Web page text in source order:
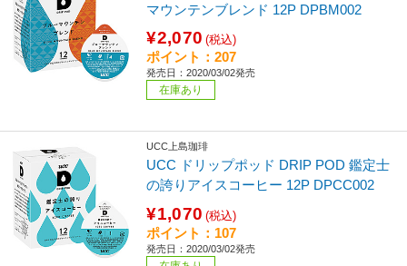
マウンテンブレンド 12P DPBM002
¥2,070 (税込)
ポイント：207
発売日：2020/03/02発売
在庫あり
UCC上島珈琲
UCC ドリップポッド DRIP POD 鑑定士
の誇りアイスコーヒー 12P DPCC002
¥1,070 (税込)
ポイント：107
発売日：2020/03/02発売